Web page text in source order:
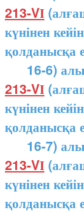
213-VІ
күнінен
қолданысқа
16-6)
213-VІ
күнінен
қолданысқа
16-7)
213-VІ
күнінен
қолданысқа